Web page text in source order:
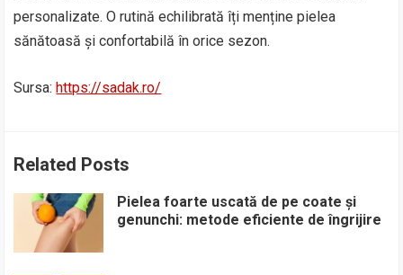
personalizate. O rutină echilibrată îți menține pielea
sănătoasă și confortabilă în orice sezon.
Sursa:https://sadak.ro/
Related Posts
Pielea foarte uscată de pe coate și
genunchi: metode eficiente de îngrijire